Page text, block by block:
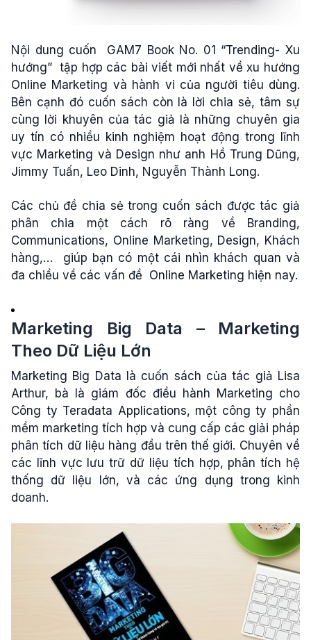
Nội dung cuốn GAM7 Book No. 01 “Trending- Xu
hướng” tập hợp các bài viết mới nhất về xu hướng
Online Marketing và hành vi của người tiêu dùng.
Bên cạnh đó cuốn sách còn là lời chia sẻ, tâm sự
cùng lời khuyên của tác giả là những chuyên gia
uy tín có nhiều kinh nghiệm hoạt động trong lĩnh
vực Marketing và Design như anh Hồ Trung Dũng,
Jimmy Tuấn, Leo Dinh, Nguyễn Thành Long.
Các chủ đề chia sẻ trong cuốn sách được tác giả
phân chia một cách rõ ràng về Branding,
Communications, Online Marketing, Design, Khách
hàng,… giúp bạn có một cái nhìn khách quan và
đa chiều về các vấn đề Online Marketing hiện nay.
Marketing Big Data – Marketing
Theo Dữ Liệu Lớn
Marketing Big Data là cuốn sách của tác giả Lisa
Arthur, bà là giám đốc điều hành Marketing cho
Công ty Teradata Applications, một công ty phần
mềm marketing tích hợp và cung cấp các giải pháp
phân tích dữ liệu hàng đầu trên thế giới. Chuyên về
các lĩnh vực lưu trữ dữ liệu tích hợp, phân tích hệ
thống dữ liệu lớn, và các ứng dụng trong kinh
doanh.